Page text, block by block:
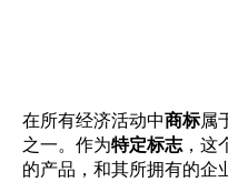
在所有经济活动中商标属
之一。作为特定标志，这
的产品，和其所拥有的企